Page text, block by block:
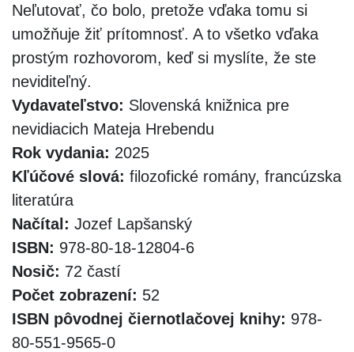
Neľutovať, čo bolo, pretože vďaka tomu si
umožňuje žiť prítomnosť. A to všetko vďaka
prostým rozhovorom, keď si myslíte, že ste
neviditeľný.
Vydavateľstvo: Slovenská knižnica pre
nevidiacich Mateja Hrebendu
Rok vydania: 2025
Kľúčové slová: filozofické romány, francúzska
literatúra
Načítal: Jozef Lapšanský
ISBN: 978-80-18-12804-6
Nosič: 72 častí
Počet zobrazení: 52
ISBN pôvodnej čiernotlačovej knihy: 978-
80-551-9565-0